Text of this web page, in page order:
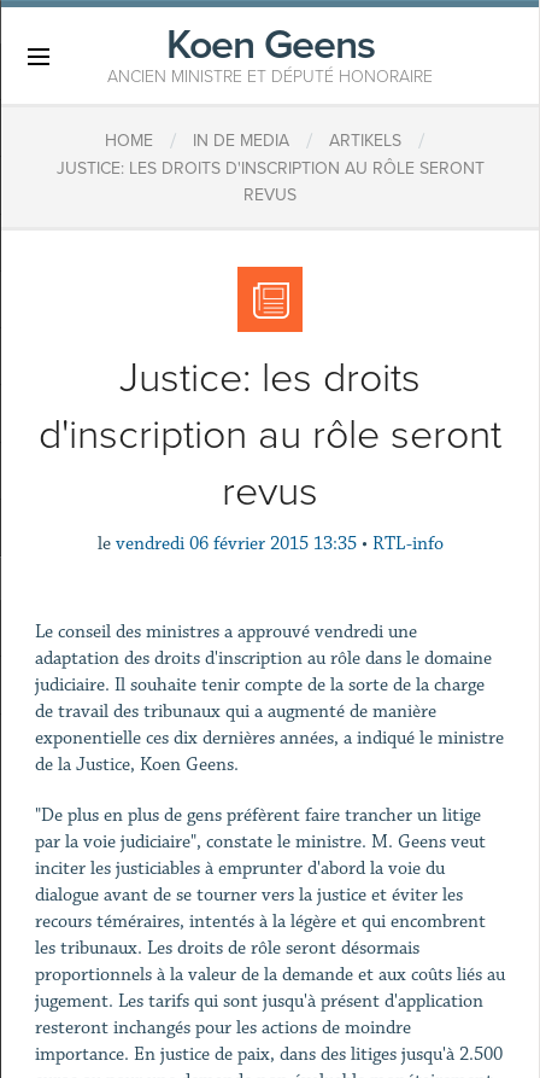
Koen Geens
ANCIEN MINISTRE ET DÉPUTÉ HONORAIRE
HOME / IN DE MEDIA / ARTIKELS /
JUSTICE: LES DROITS D'INSCRIPTION AU RÔLE SERONT
REVUS
Justice: les droits
d'inscription au rôle seront
revus
le vendredi 06 février 2015 13:35 • RTL-info
Le conseil des ministres a approuvé vendredi une
adaptation des droits d'inscription au rôle dans le domaine
judiciaire. Il souhaite tenir compte de la sorte de la charge
de travail des tribunaux qui a augmenté de manière
exponentielle ces dix dernières années, a indiqué le ministre
de la Justice, Koen Geens.
"De plus en plus de gens préfèrent faire trancher un litige
par la voie judiciaire", constate le ministre. M. Geens veut
inciter les justiciables à emprunter d'abord la voie du
dialogue avant de se tourner vers la justice et éviter les
recours téméraires, intentés à la légère et qui encombrent
les tribunaux. Les droits de rôle seront désormais
proportionnels à la valeur de la demande et aux coûts liés au
jugement. Les tarifs qui sont jusqu'à présent d'application
resteront inchangés pour les actions de moindre
importance. En justice de paix, dans des litiges jusqu'à 2.500